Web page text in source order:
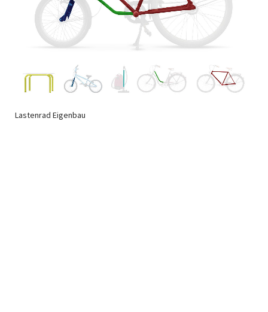
Lastenrad Eigenbau